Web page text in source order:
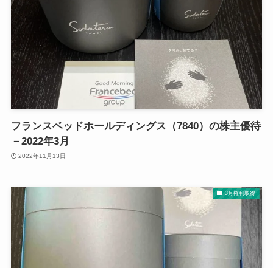
フランスベッドホールディングス（7840）の株主優待
－2022年3月
2022年11月13日
3月権利取得